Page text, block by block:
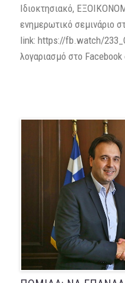
Ιδιοκτησιακό,
ενημερωτικό σεμινάριο
link: https://fb.watch/
λογαριασμό στο Facebook